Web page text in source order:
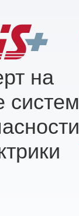
на
систем